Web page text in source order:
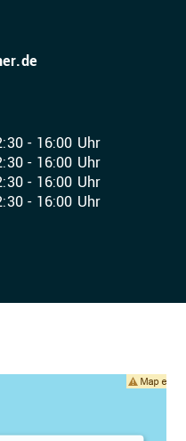
- 16:00 Uhr
- 16:00 Uhr
- 16:00 Uhr
- 16:00 Uhr